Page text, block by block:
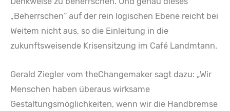
„Beherrschen“ auf der rein logischen Ebene reicht bei
Weitem nicht aus, so die Einleitung in die
zukunftsweisende Krisensitzung im Café Landmtann.
Gerald Ziegler vom theChangemaker sagt dazu: „Wir
Menschen haben überaus wirksame
Gestaltungsmöglichkeiten, wenn wir die Handbremse